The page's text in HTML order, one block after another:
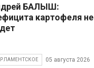
БАЛЫШ:
картофеля не
05 августа 2026